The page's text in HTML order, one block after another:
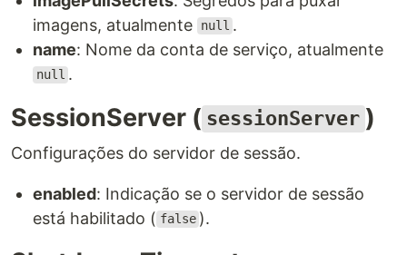
imagens, atualmente
null .
name: Nome da conta de serviço, atualmente
null .
SessionServer ( sessionServer )
Configurações do servidor de sessão.
enabled: Indicação se o servidor de sessão
está habilitado ( false ).